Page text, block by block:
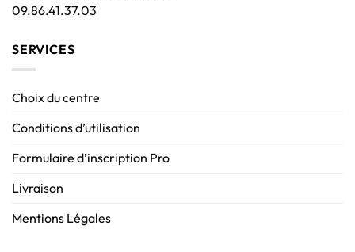
09.86.41.37.03
SERVICES
Choix du centre
Conditions d’utilisation
Formulaire d’inscription Pro
Livraison
Mentions Légales